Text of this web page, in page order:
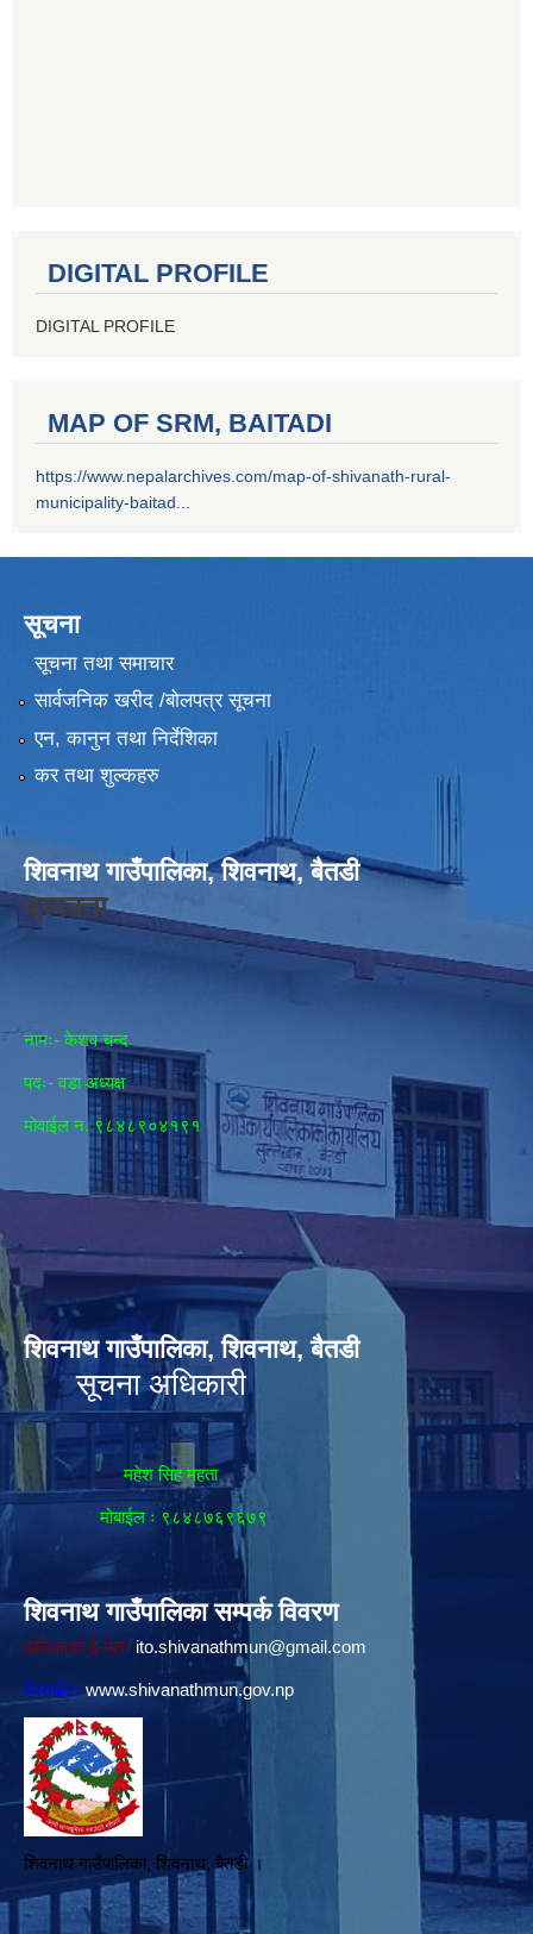
DIGITAL PROFILE
DIGITAL PROFILE
MAP OF SRM, BAITADI
https://www.nepalarchives.com/map-of-shivanath-rural-
municipality-baitad...
सूचना
सूचना तथा समाचार
सार्वजनिक खरीद /बोलपत्र सूचना
एन, कानुन तथा निर्देशिका
कर तथा शुल्कहरु
शिवनाथ गाउँपालिका, शिवनाथ, बैतडी
प्रवक्ता
नामः- केशव चन्द
पदः- वडा अध्यक्ष
मोवाईल न‌. ९८४८९०४१९१
शिवनाथ गाउँपालिका, शिवनाथ, बैतडी
सूचना अधिकारी
महेश सिह महता
मोबाईल ः ९८४८७६९६७९
शिवनाथ गाउँपालिका सम्पर्क विवरण
पालिकाको ई-मेलः ito.shivanathmun@gmail.com
वेवसाईटः www.shivanathmun.gov.np
शिवनाथ गाउँपालिका, शिवनाथ, बैतडी ।